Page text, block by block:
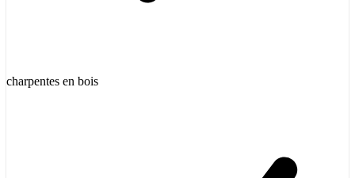
charpentes en bois